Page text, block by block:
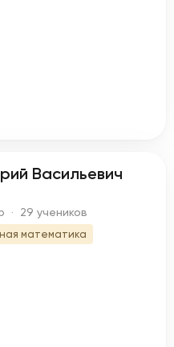
Васильевич
· 29 учеников
математика